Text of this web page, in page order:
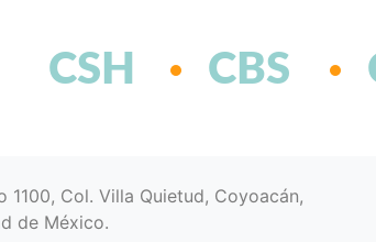
CSH CBS
1100, Col. Villa Quietud, Coyoacán,
de México.